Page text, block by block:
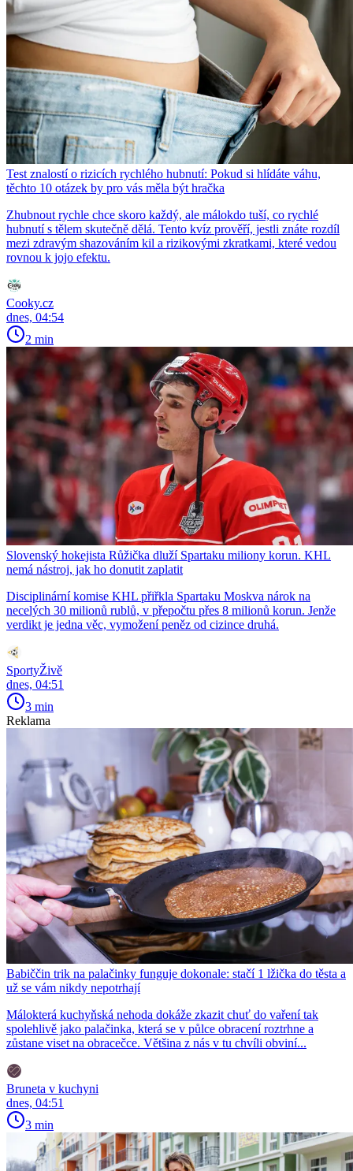
Test znalostí o rizicích rychlého hubnutí: Pokud si hlídáte váhu,
těchto 10 otázek by pro vás měla být hračka
Zhubnout rychle chce skoro každý, ale málokdo tuší, co rychlé
hubnutí s tělem skutečně dělá. Tento kvíz prověří, jestli znáte rozdíl
mezi zdravým shazováním kil a rizikovými zkratkami, které vedou
rovnou k jojo efektu.
Cooky.cz
dnes, 04:54
2 min
Slovenský hokejista Růžička dluží Spartaku miliony korun. KHL
nemá nástroj, jak ho donutit zaplatit
Disciplinární komise KHL přiřkla Spartaku Moskva nárok na
necelých 30 milionů rublů, v přepočtu přes 8 milionů korun. Jenže
verdikt je jedna věc, vymožení peněz od cizince druhá.
SportyŽivě
dnes, 04:51
3 min
Reklama
Babiččin trik na palačinky funguje dokonale: stačí 1 lžička do těsta a
už se vám nikdy nepotrhají
Málokterá kuchyňská nehoda dokáže zkazit chuť do vaření tak
spolehlivě jako palačinka, která se v půlce obracení roztrhne a
zůstane viset na obracečce. Většina z nás v tu chvíli obviní...
Bruneta v kuchyni
dnes, 04:51
3 min